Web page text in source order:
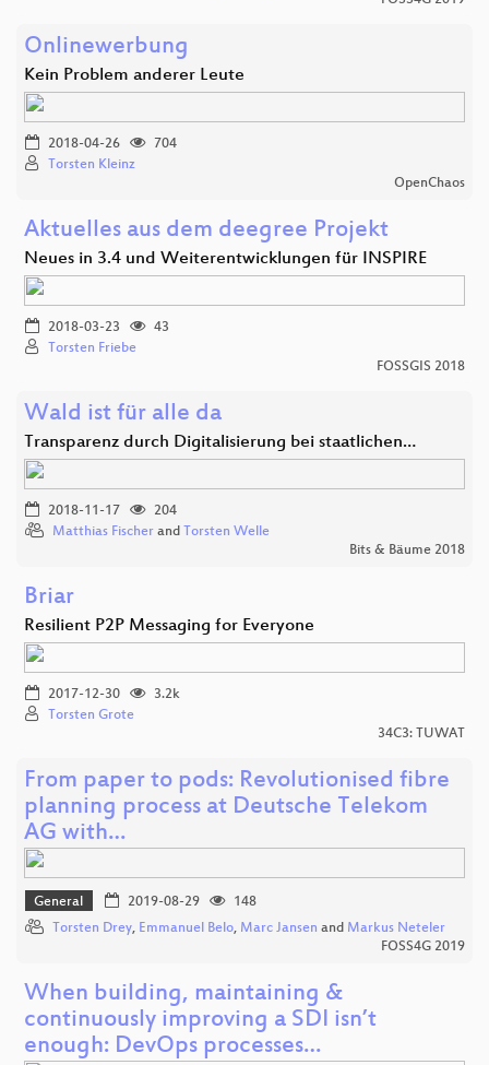
Onlinewerbung
Kein Problem anderer Leute
2018-04-26
704
Torsten Kleinz
OpenChaos
Aktuelles aus dem deegree Projekt
Neues in 3.4 und Weiterentwicklungen für INSPIRE
2018-03-23
43
Torsten Friebe
FOSSGIS 2018
Wald ist für alle da
Transparenz durch Digitalisierung bei staatlichen…
2018-11-17
204
Matthias Fischer and Torsten Welle
Bits & Bäume 2018
Briar
Resilient P2P Messaging for Everyone
2017-12-30
3.2k
Torsten Grote
34C3: TUWAT
From paper to pods: Revolutionised fibre
planning process at Deutsche Telekom
AG with…
General 2019-08-29
148
Torsten Drey, Emmanuel Belo, Marc Jansen and Markus Neteler
FOSS4G 2019
When building, maintaining &
continuously improving a SDI isn’t
enough: DevOps processes…